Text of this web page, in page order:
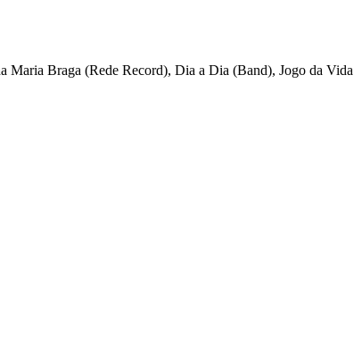
Maria Braga (Rede Record), Dia a Dia (Band), Jogo da Vida